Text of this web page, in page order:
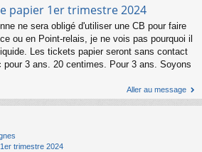
papier 1er trimestre 2024
ne sera obligé d'utiliser une CB pour faire
ou en Point-relais, je ne vois pas pourquoi il
Les tickets papier seront sans contact
pour 3 ans. 20 centimes. Pour 3 ans. Soyons
Aller au message
trimestre 2024